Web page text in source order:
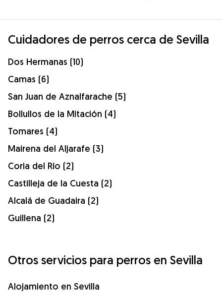
Cuidadores de perros cerca de Sevilla
Dos Hermanas (10)
Camas (6)
San Juan de Aznalfarache (5)
Bollullos de la Mitación (4)
Tomares (4)
Mairena del Aljarafe (3)
Coria del Río (2)
Castilleja de la Cuesta (2)
Alcalá de Guadaira (2)
Guillena (2)
Otros servicios para perros en Sevilla
Alojamiento en Sevilla